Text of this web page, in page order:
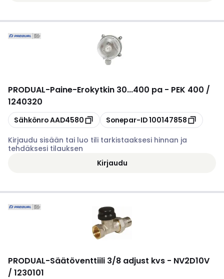
PRODUAL-Paine-Erokytkin 30...400 pa - PEK 400 /
1240320
Kopioi
SähkönroAAD4580 Kopioi
Sonepar-ID100147858
Kirjaudu sisään tai luo tili tarkistaaksesi hinnan ja
tehdäksesi tilauksen
Kirjaudu
PRODUAL-Säätöventtiili 3/8 adjust kvs - NV2D10V
/ 1230101